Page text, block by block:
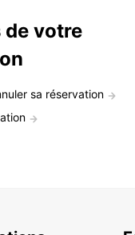
de votre
sa réservation